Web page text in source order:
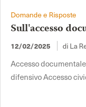
Domande e Risposte
Sull'accesso
12/02/2025 di La
Accesso
difensivo Accesso